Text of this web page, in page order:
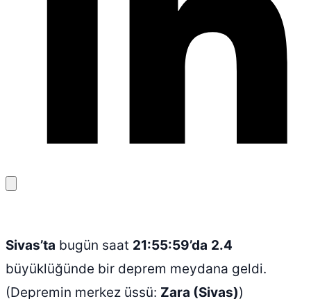
kopyala
Sivas’ta bugün saat 21:55:59’da 2.4
büyüklüğünde bir deprem meydana geldi.
(Depremin merkez üssü: Zara (Sivas))